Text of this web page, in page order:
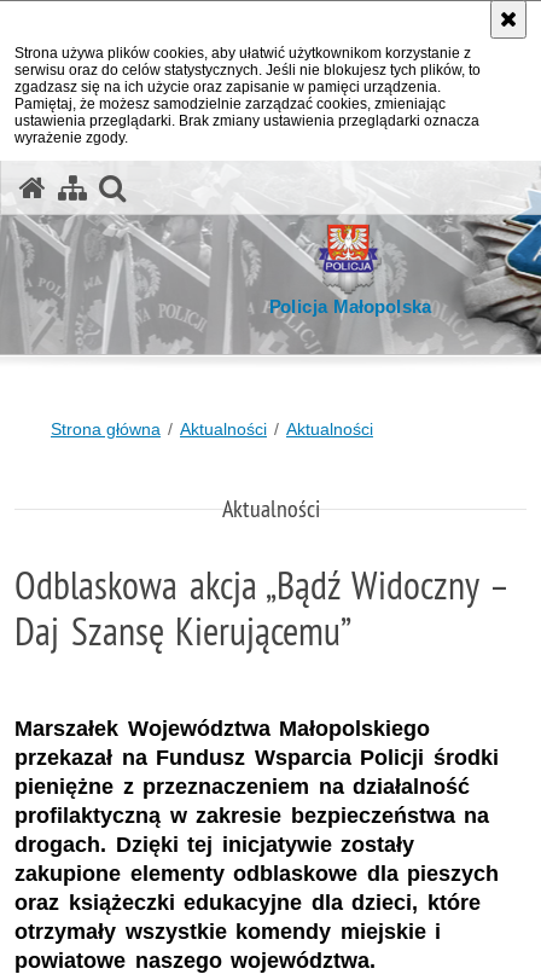
Strona używa plików cookies, aby ułatwić użytkownikom korzystanie z
serwisu oraz do celów statystycznych. Jeśli nie blokujesz tych plików, to
zgadzasz się na ich użycie oraz zapisanie w pamięci urządzenia.
Pamiętaj, że możesz samodzielnie zarządzać cookies, zmieniając
ustawienia przeglądarki. Brak zmiany ustawienia przeglądarki oznacza
wyrażenie zgody.
Policja Małopolska
Strona główna Aktualności Aktualności
Aktualności
Odblaskowa akcja „Bądź Widoczny –
Daj Szansę Kierującemu”
Marszałek Województwa Małopolskiego
przekazał na Fundusz Wsparcia Policji środki
pieniężne z przeznaczeniem na działalność
profilaktyczną w zakresie bezpieczeństwa na
drogach. Dzięki tej inicjatywie zostały
zakupione elementy odblaskowe dla pieszych
oraz książeczki edukacyjne dla dzieci, które
otrzymały wszystkie komendy miejskie i
powiatowe naszego województwa.